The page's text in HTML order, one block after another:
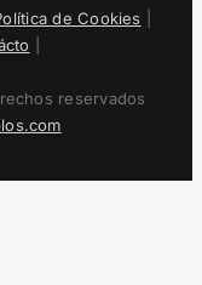
de Cookies
reservados